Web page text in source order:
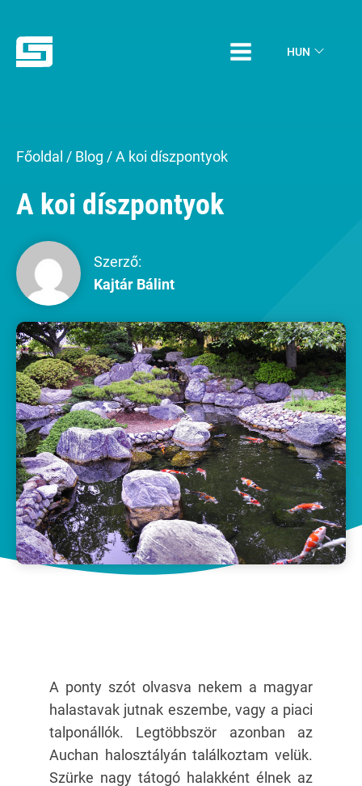
HUN
Főoldal / Blog /A koi díszpontyok
A koi díszpontyok
Szerző:
Kajtár Bálint
A ponty szót olvasva nekem a magyar
halastavak jutnak eszembe, vagy a piaci
talponállók. Legtöbbször azonban az
Auchan halosztályán találkoztam velük.
Szürke nagy tátogó halakként élnek az